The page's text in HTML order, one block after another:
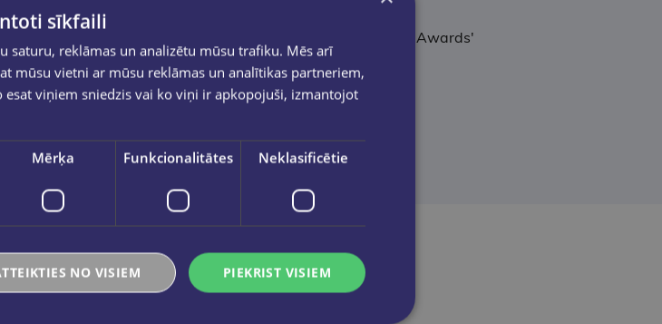
Nr.1 vislabāk pārdotais jauniešu trilleris un The British Book Awards'
kā arī Evas Dolanas un C L Teilores faniem.
sīkfaili
saturu, reklāmas un analizētu mūsu trafiku. Mēs arī
mūsu vietni ar mūsu reklāmas un analītikas partneriem,
viņiem sniedzis vai ko viņi ir apkopojuši, izmantojot
Mērķa Funkcionalitātes Neklasificētie
PIEKRIST VISIEM
NO VISIEM